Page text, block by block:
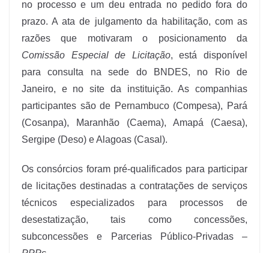
no processo e um deu entrada no pedido fora do
prazo. A ata de julgamento da habilitação, com as
razões que motivaram o posicionamento da
Comissão Especial de Licitação, está disponível
para consulta na sede do BNDES, no Rio de
Janeiro, e no site da instituição. As companhias
participantes são de Pernambuco (Compesa), Pará
(Cosanpa), Maranhão (Caema), Amapá (Caesa),
Sergipe (Deso) e Alagoas (Casal).
Os consórcios foram pré-qualificados para participar
de licitações destinadas a contratações de serviços
técnicos especializados para processos de
desestatização, tais como concessões,
subconcessões e Parcerias Público-Privadas –